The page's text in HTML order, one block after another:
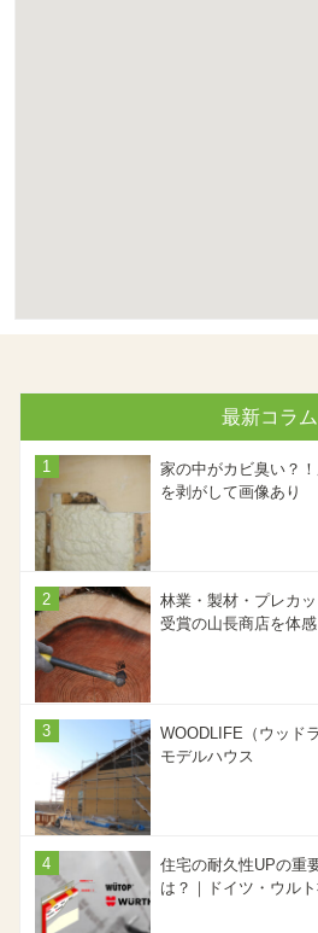
最新コラム
家の中がカビ臭い？
を剥がして画像あり
林業・製材・プレカ
受賞の山長商店を体感
WOODLIFE（ウッド
モデルハウス
住宅の耐久性UPの重
は？｜ドイツ・ウル